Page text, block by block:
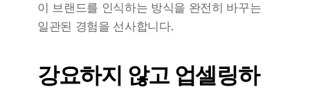
이 브랜드를 인식하는 방식을 완전히 바꾸는
일관된 경험을 선사합니다.
강요하지 않고 업셀링하